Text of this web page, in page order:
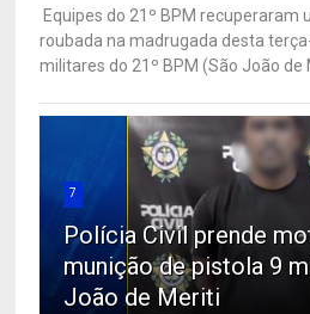
Equipes do 21º BPM recuperaram
roubada na madrugada desta
militares do 21º BPM (São João de
7
Polícia Civil prende
munição de pistola 9
João de Meriti